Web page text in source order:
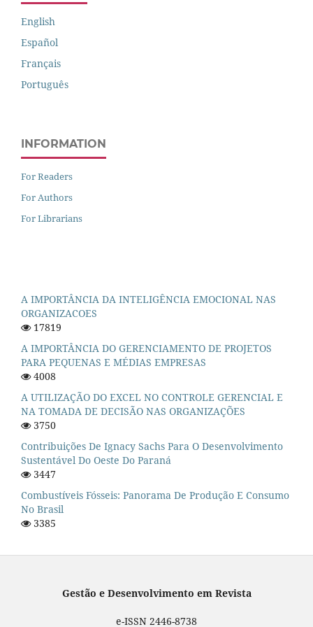
English
Español
Français
Português
INFORMATION
For Readers
For Authors
For Librarians
A IMPORTÂNCIA DA INTELIGÊNCIA EMOCIONAL NAS
ORGANIZACOES
17819
A IMPORTÂNCIA DO GERENCIAMENTO DE PROJETOS
PARA PEQUENAS E MÉDIAS EMPRESAS
4008
A UTILIZAÇÃO DO EXCEL NO CONTROLE GERENCIAL E
NA TOMADA DE DECISÃO NAS ORGANIZAÇÕES
3750
Contribuições De Ignacy Sachs Para O Desenvolvimento
Sustentável Do Oeste Do Paraná
3447
Combustíveis Fósseis: Panorama De Produção E Consumo
No Brasil
3385
Gestão e Desenvolvimento em Revista
e-ISSN 2446-8738